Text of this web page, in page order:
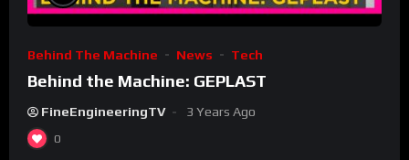
Behind The Machine News Tech
Behind the Machine: GEPLAST
FineEngineeringTV 3 Years Ago
0